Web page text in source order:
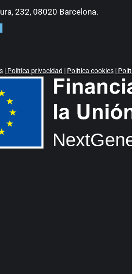
232, 08020 Barcelona.
|Política privacidad | Política cookies|